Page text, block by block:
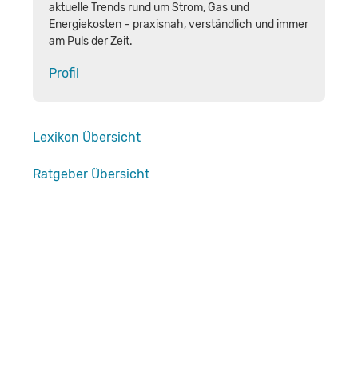
aktuelle Trends rund um Strom, Gas und
Energiekosten – praxisnah, verständlich und immer
am Puls der Zeit.
Profil
Lexikon Übersicht
Ratgeber Übersicht